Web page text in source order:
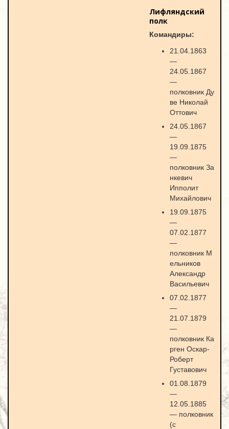
Лифляндский
полк
Командиры:
21.04.1863
—
24.05.1867
—
полковник Ду
ве Николай
Оттович
24.05.1867
—
19.09.1875
—
полковник За
нкевич
Ипполит
Михайлович
19.09.1875
—
07.02.1877
—
полковник М
ельников
Александр
Васильевич
07.02.1877
—
21.07.1879
—
полковник Ка
рген Оскар-
Роберт
Густавович
01.08.1879
—
12.05.1885
— полковник
(с